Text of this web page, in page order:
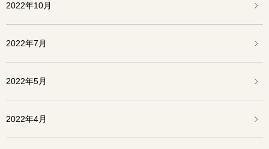
2022年10月
2022年7月
2022年5月
2022年4月